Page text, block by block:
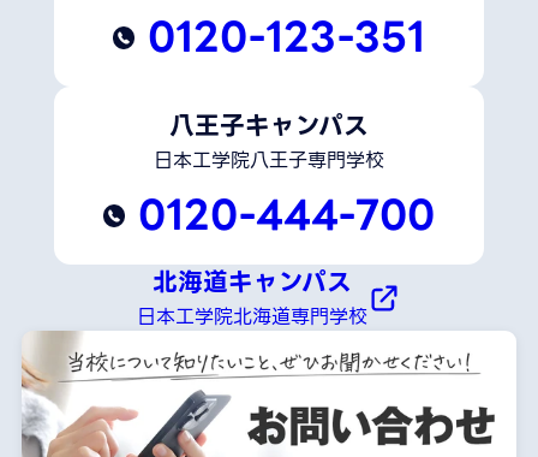
0120-123-351
八王子キャンパス
日本工学院八王子専門学校
0120-444-700
北海道キャンパス
日本工学院北海道専門学校